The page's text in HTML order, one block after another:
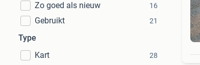
Zo goed als nieuw 16
Gebruikt 21
Type
Kart
28